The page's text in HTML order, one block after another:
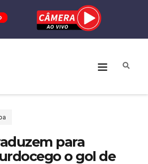
para
o gol de